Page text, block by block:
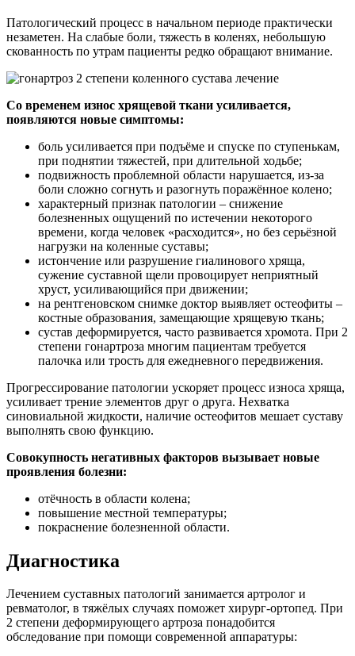
Патологический процесс в начальном периоде практически
незаметен. На слабые боли, тяжесть в коленях, небольшую
скованность по утрам пациенты редко обращают внимание.
Со временем износ хрящевой ткани усиливается,
появляются новые симптомы:
боль усиливается при подъёме и спуске по ступенькам,
при поднятии тяжестей, при длительной ходьбе;
подвижность проблемной области нарушается, из-за
боли сложно согнуть и разогнуть поражённое колено;
характерный признак патологии – снижение
болезненных ощущений по истечении некоторого
времени, когда человек «расходится», но без серьёзной
нагрузки на коленные суставы;
истончение или разрушение гиалинового хряща,
сужение суставной щели провоцирует неприятный
хруст, усиливающийся при движении;
на рентгеновском снимке доктор выявляет остеофиты –
костные образования, замещающие хрящевую ткань;
сустав деформируется, часто развивается хромота. При 2
степени гонартроза многим пациентам требуется
палочка или трость для ежедневного передвижения.
Прогрессирование патологии ускоряет процесс износа хряща,
усиливает трение элементов друг о друга. Нехватка
синовиальной жидкости, наличие остеофитов мешает суставу
выполнять свою функцию.
Совокупность негативных факторов вызывает новые
проявления болезни:
отёчность в области колена;
повышение местной температуры;
покраснение болезненной области.
Диагностика
Лечением суставных патологий занимается артролог и
ревматолог, в тяжёлых случаях поможет хирург-ортопед. При
2 степени деформирующего артроза понадобится
обследование при помощи современной аппаратуры: